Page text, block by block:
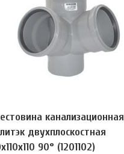
канализационная
двухплоскостная
90° (1201102)